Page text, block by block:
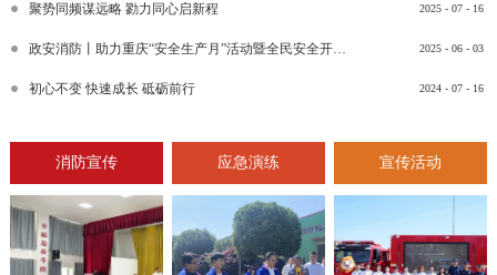
2025 - 07 - 16
聚势同频谋远略 勠力同心启新程
2025 - 06 - 03
政安消防丨助力重庆“安全生产月”活动暨全民安全开放日活动
2024 - 07 - 16
初心不变 快速成长 砥砺前行
消防宣传 应急演练 宣传活动